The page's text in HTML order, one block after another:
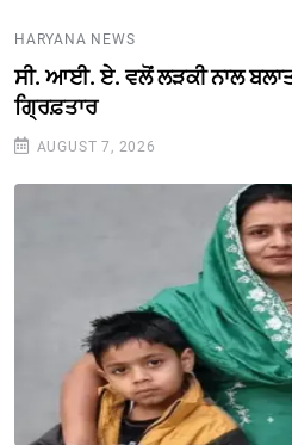
HARYANA NEWS
ਸੀ. ਆਈ. ਏ. ਵਲੋਂ ਲੜਕੀ ਨਾਲ
ਗ੍ਰਿਫ਼ਤਾਰ
AUGUST 7, 2026